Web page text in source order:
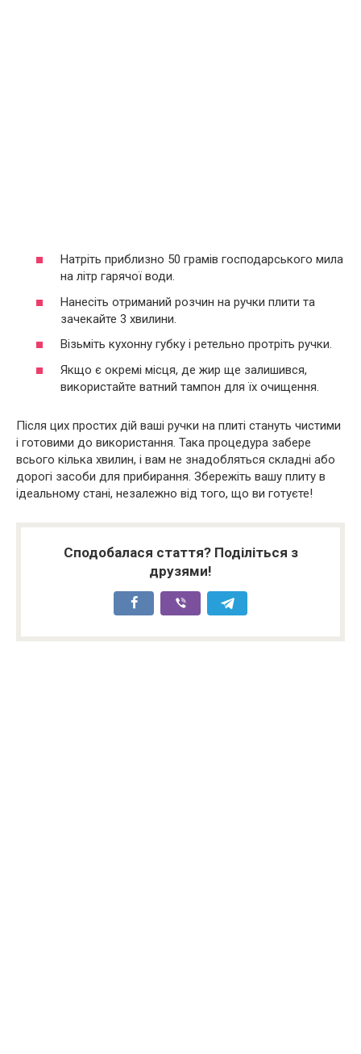
Натріть приблизно 50 грамів господарського мила
на літр гарячої води.
Нанесіть отриманий розчин на ручки плити та
зачекайте 3 хвилини.
Візьміть кухонну губку і ретельно протріть ручки.
Якщо є окремі місця, де жир ще залишився,
використайте ватний тампон для їх очищення.
Після цих простих дій ваші ручки на плиті стануть чистими
і готовими до використання. Така процедура забере
всього кілька хвилин, і вам не знадобляться складні або
дорогі засоби для прибирання. Збережіть вашу плиту в
ідеальному стані, незалежно від того, що ви готуєте!
Сподобалася стаття? Поділіться з
друзями!